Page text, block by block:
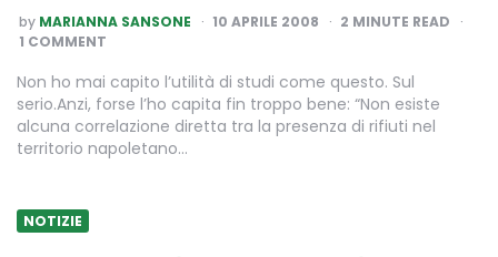
POSTED
BY
by MARIANNA SANSONE 10 APRILE 2008 2 MINUTE READ
1 COMMENT
Non ho mai capito l’utilità di studi come questo. Sul
serio.Anzi, forse l’ho capita fin troppo bene: “Non esiste
alcuna correlazione diretta tra la presenza di rifiuti nel
territorio napoletano…
NOTIZIE